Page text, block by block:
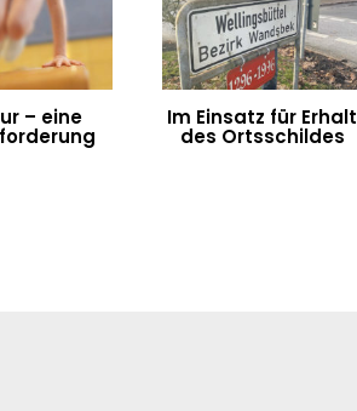
– eine Im Einsatz für Erhalt
des Ortsschildes